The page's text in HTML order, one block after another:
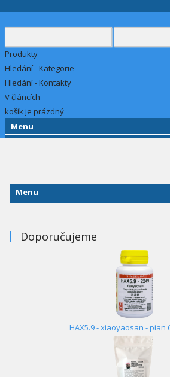
Produkty
Hledání - Kategorie
Hledání - Kontakty
V článcích
košík je prázdný
Menu
Menu
Doporučujeme
HAX5.9 - xiaoyaosan - pian